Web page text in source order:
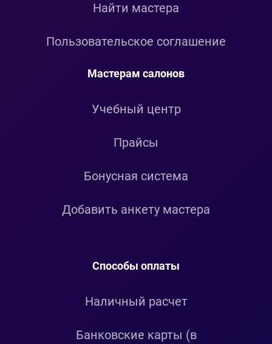
Найти мастера
Пользовательское соглашение
Мастерам салонов
Учебный центр
Прайсы
Бонусная система
Добавить анкету мастера
Способы оплаты
Наличный расчет
Банковские карты (в